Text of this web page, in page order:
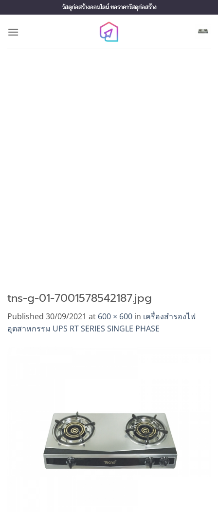
to
content
วัสดุก่อสร้างออนไลน์ ขอราคาวัสดุก่อสร้าง
tns-g-01-7001578542187.jpg
Published 30/09/2021 at 600 × 600 in เครื่องสำรองไฟ
อุตสาหกรรม UPS RT SERIES SINGLE PHASE